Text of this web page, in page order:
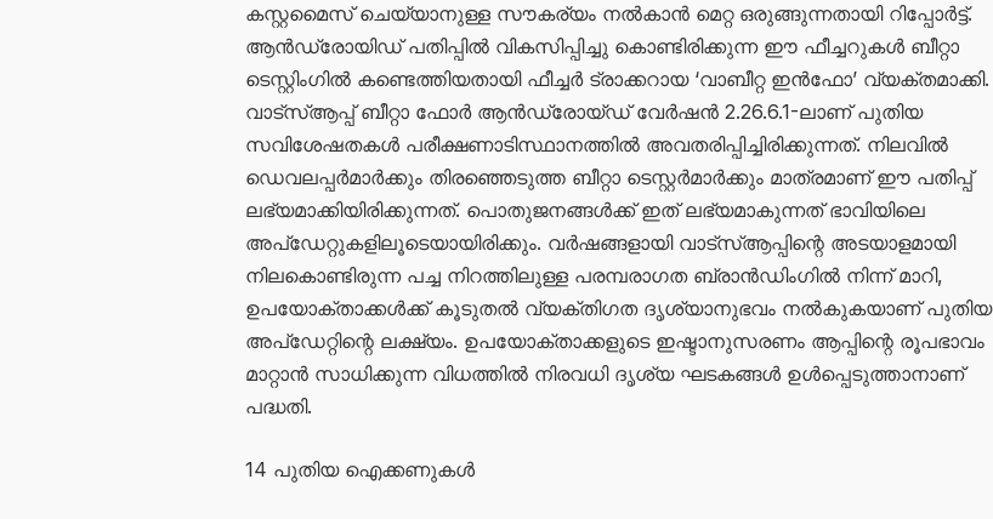
കസ്റ്റമൈസ് ചെയ്യാനുള്ള സൗകര്യം നൽകാൻ മെറ്റ ഒരുങ്ങുന്നതായി റിപ്പോർട്ട്.
ആൻഡ്രോയിഡ് പതിപ്പിൽ വികസിപ്പിച്ചു കൊണ്ടിരിക്കുന്ന ഈ ഫീച്ചറുകൾ ബീറ്റാ
ടെസ്റ്റിംഗിൽ കണ്ടെത്തിയതായി ഫീച്ചർ ട്രാക്കറായ ‘വാബീറ്റ ഇൻഫോ’ വ്യക്തമാക്കി.
വാട്സ്ആപ്പ് ബീറ്റാ ഫോർ ആൻഡ്രോയ്ഡ് വേർഷൻ 2.26.6.1-ലാണ് പുതിയ
സവിശേഷതകൾ പരീക്ഷണാടിസ്ഥാനത്തിൽ അവതരിപ്പിച്ചിരിക്കുന്നത്. നിലവിൽ
ഡെവലപ്പർമാർക്കും തിരഞ്ഞെടുത്ത ബീറ്റാ ടെസ്റ്റർമാർക്കും മാത്രമാണ് ഈ പതിപ്പ്
ലഭ്യമാക്കിയിരിക്കുന്നത്. പൊതുജനങ്ങൾക്ക് ഇത് ലഭ്യമാകുന്നത് ഭാവിയിലെ
അപ്ഡേറ്റുകളിലൂടെയായിരിക്കും. വർഷങ്ങളായി വാട്സ്ആപ്പിന്റെ അടയാളമായി
നിലകൊണ്ടിരുന്ന പച്ച നിറത്തിലുള്ള പരമ്പരാഗത ബ്രാൻഡിംഗിൽ നിന്ന് മാറി,
ഉപയോക്താക്കൾക്ക് കൂടുതൽ വ്യക്തിഗത ദൃശ്യാനുഭവം നൽകുകയാണ് പുതിയ
അപ്ഡേറ്റിന്റെ ലക്ഷ്യം. ഉപയോക്താക്കളുടെ ഇഷ്ടാനുസരണം ആപ്പിന്റെ രൂപഭാവം
മാറ്റാൻ സാധിക്കുന്ന വിധത്തിൽ നിരവധി ദൃശ്യ ഘടകങ്ങൾ ഉൾപ്പെടുത്താനാണ്
പദ്ധതി.
14 പുതിയ ഐക്കണുകൾ